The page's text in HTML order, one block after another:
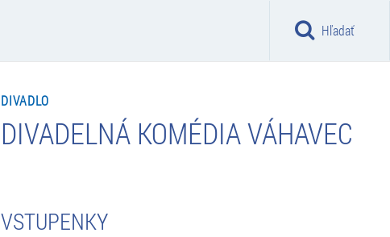
Hľadať
DIVADLO
DIVADELNÁ KOMÉDIA VÁHAVEC
VSTUPENKY